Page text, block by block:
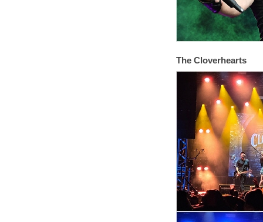
The Cloverhearts